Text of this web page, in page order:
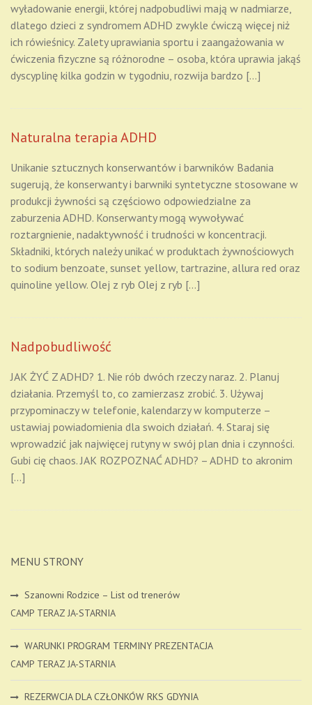
wyładowanie energii, której nadpobudliwi mają w nadmiarze,
dlatego dzieci z syndromem ADHD zwykle ćwiczą więcej niż
ich rówieśnicy. Zalety uprawiania sportu i zaangażowania w
ćwiczenia fizyczne są różnorodne – osoba, która uprawia jakąś
dyscyplinę kilka godzin w tygodniu, rozwija bardzo […]
Naturalna terapia ADHD
Unikanie sztucznych konserwantów i barwników Badania
sugerują, że konserwanty i barwniki syntetyczne stosowane w
produkcji żywności są częściowo odpowiedzialne za
zaburzenia ADHD. Konserwanty mogą wywoływać
roztargnienie, nadaktywność i trudności w koncentracji.
Składniki, których należy unikać w produktach żywnościowych
to sodium benzoate, sunset yellow, tartrazine, allura red oraz
quinoline yellow. Olej z ryb Olej z ryb […]
Nadpobudliwość
JAK ŻYĆ Z ADHD? 1. Nie rób dwóch rzeczy naraz. 2. Planuj
działania. Przemyśl to, co zamierzasz zrobić. 3. Używaj
przypominaczy w telefonie, kalendarzy w komputerze –
ustawiaj powiadomienia dla swoich działań. 4. Staraj się
wprowadzić jak najwięcej rutyny w swój plan dnia i czynności.
Gubi cię chaos. JAK ROZPOZNAĆ ADHD? – ADHD to akronim
[…]
MENU STRONY
Szanowni Rodzice – List od trenerów
CAMP TERAZ JA-STARNIA
WARUNKI PROGRAM TERMINY PREZENTACJA
CAMP TERAZ JA-STARNIA
REZERWCJA DLA CZŁONKÓW RKS GDYNIA